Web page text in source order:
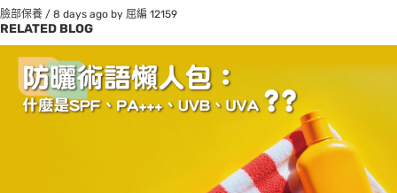
臉部保養 / 8 days ago by 屈編 12159
RELATED BLOG